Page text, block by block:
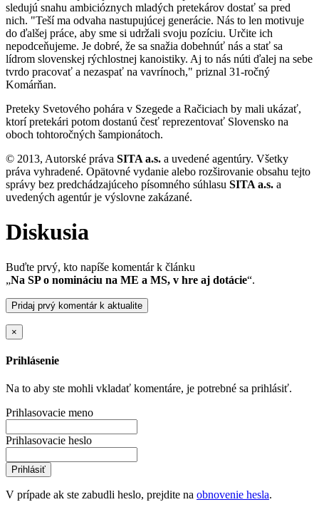
sledujú snahu ambicióznych mladých pretekárov dostať sa pred
nich. "Teší ma odvaha nastupujúcej generácie. Nás to len motivuje
do ďalšej práce, aby sme si udržali svoju pozíciu. Určite ich
nepodceňujeme. Je dobré, že sa snažia dobehnúť nás a stať sa
lídrom slovenskej rýchlostnej kanoistiky. Aj to nás núti ďalej na sebe
tvrdo pracovať a nezaspať na vavrínoch," priznal 31-ročný
Komárňan.
Preteky Svetového pohára v Szegede a Račiciach by mali ukázať,
ktorí pretekári potom dostanú česť reprezentovať Slovensko na
oboch tohtoročných šampionátoch.
© 2013, Autorské práva SITA a.s. a uvedené agentúry. Všetky
práva vyhradené. Opätovné vydanie alebo rozširovanie obsahu tejto
správy bez predchádzajúceho písomného súhlasu SITA a.s. a
uvedených agentúr je výslovne zakázané.
Diskusia
Buďte prvý, kto napíše komentár k článku
„Na SP o nomináciu na ME a MS, v hre aj dotácie“.
Pridaj prvý komentár k aktualite
×
Prihlásenie
Na to aby ste mohli vkladať komentáre, je potrebné sa prihlásiť.
Prihlasovacie meno
Prihlasovacie heslo
Prihlásiť
V prípade ak ste zabudli heslo, prejdite na obnovenie hesla.